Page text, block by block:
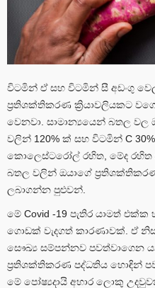
විටමින් ඒ සහ විටමින් සී අඩංගු
ප්‍රතිශක්තිකරණ ක්‍රියාවලියකට
වෙනවා. සාමාන්‍යයෙන් බතල වල
වලින් 120% ක් සහ විටමින් C
කොලෙස්ටරෝල් රහිත, මේද
බතල වලින් ඔයාගේ
ලබාගන්න පුළුවන්.
මේ Covid -19 පැතිර යාමත්
ගොඩක් වැදගත් කාරණාවක්. ඒ
සෞඛ්‍ය සම්පන්නව පවත්වාගෙන
ප්‍රතිශක්තිකරණ පද්ධතිය හොඳින්
මේ පෝෂ්‍යදායි අහාර ලොකු